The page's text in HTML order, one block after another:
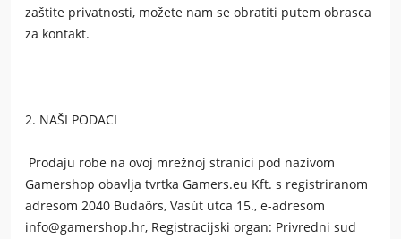
zaštite privatnosti, možete nam se obratiti putem obrasca
za kontakt.
2. NAŠI PODACI
Prodaju robe na ovoj mrežnoj stranici pod nazivom
Gamershop obavlja tvrtka Gamers.eu Kft. s registriranom
adresom 2040 Budaörs, Vasút utca 15., e-adresom
info@gamershop.hr, Registracijski organ: Privredni sud